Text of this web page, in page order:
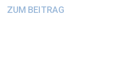
ZUM BEITRAG